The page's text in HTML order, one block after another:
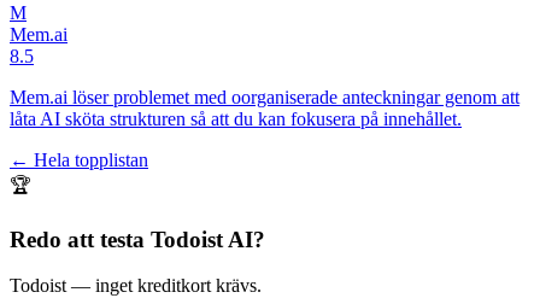
M
Mem.ai
8.5
Mem.ai löser problemet med oorganiserade anteckningar genom att
låta AI sköta strukturen så att du kan fokusera på innehållet.
← Hela topplistan
🏆
Redo att testa Todoist AI?
Todoist — inget kreditkort krävs.